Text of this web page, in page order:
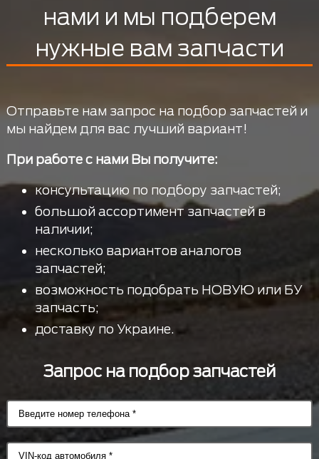
нами и мы подберем
нужные вам запчасти
Отправьте нам запрос на подбор запчастей и
мы найдем для вас лучший вариант!
При работе с нами Вы получите:
консультацию по подбору запчастей;
большой ассортимент запчастей в
наличии;
несколько вариантов аналогов
запчастей;
возможность подобрать НОВУЮ или БУ
запчасть;
доставку по Украине.
Запрос на подбор запчастей